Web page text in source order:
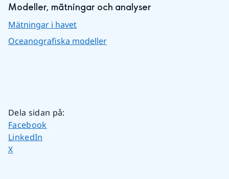
Modeller, mätningar och analyser
Mätningar i havet
Oceanografiska modeller
Dela sidan på:
Dela sidan på
Facebook
Dela sidan på
LinkedIn
Dela sidan på
X